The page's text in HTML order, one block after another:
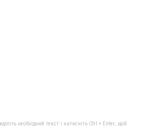
необхідний текст і натисніть Ctrl + Enter, щоб